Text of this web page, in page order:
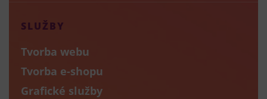
SLUŽBY
Tvorba webu
Tvorba e-shopu
Grafické služby